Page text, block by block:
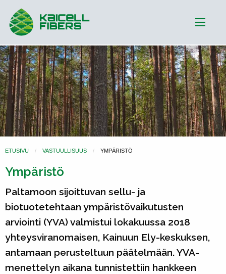
ETUSIVU VASTUULLISUUS YMPÄRISTÖ
Ympäristö
Paltamoon sijoittuvan sellu- ja
biotuotetehtaan ympäristövaikutusten
arviointi (YVA) valmistui lokakuussa 2018
yhteysviranomaisen, Kainuun Ely-keskuksen,
antamaan perusteltuun päätelmään. YVA-
menettelyn aikana tunnistettiin hankkeen